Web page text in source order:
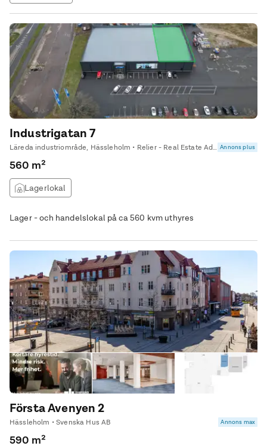
Industrigatan 7
Läreda industriområde, Hässleholm • Relier - Real Estate Advisor Syd Annons plus
560 m²
Lagerlokal
Lager - och handelslokal på ca 560 kvm uthyres
Första Avenyen 2
Hässleholm • Svenska Hus AB Annons max
590 m²